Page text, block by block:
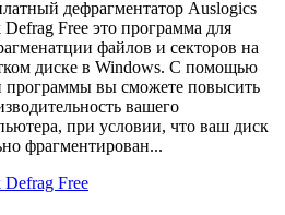
дефрагментатор Auslogics
Free это программа для
файлов и секторов на
диске в Windows. С помощью
программы вы сможете повысить
вашего
при условии, что ваш диск
фрагментирован...
Free